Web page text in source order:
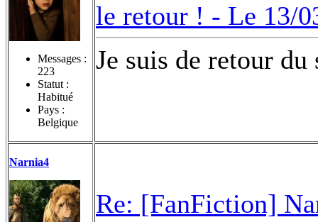
Messages :
223
Statut :
Habitué
Pays :
Belgique
le retour ! - Le 13/
Je suis de retour
Narnia4
Re: [FanFiction]